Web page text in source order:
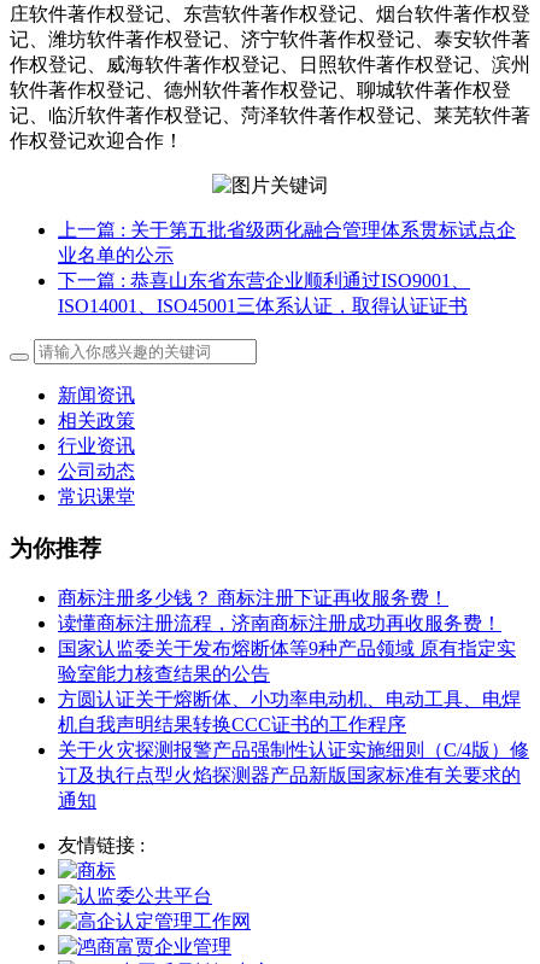
庄软件著作权登记、东营软件著作权登记、烟台软件著作权登
记、潍坊软件著作权登记、济宁软件著作权登记、泰安软件著
作权登记、威海软件著作权登记、日照软件著作权登记、滨州
软件著作权登记、德州软件著作权登记、聊城软件著作权登
记、临沂软件著作权登记、菏泽软件著作权登记、莱芜软件著
作权登记欢迎合作！
上一篇 : 关于第五批省级两化融合管理体系贯标试点企
业名单的公示
下一篇 : 恭喜山东省东营企业顺利通过ISO9001、
ISO14001、ISO45001三体系认证，取得认证证书
新闻资讯
相关政策
行业资讯
公司动态
常识课堂
为你推荐
商标注册多少钱？ 商标注册下证再收服务费！
读懂商标注册流程，济南商标注册成功再收服务费！
国家认监委关于发布熔断体等9种产品领域 原有指定实
验室能力核查结果的公告
方圆认证关于熔断体、小功率电动机、电动工具、电焊
机自我声明结果转换CCC证书的工作程序
关于火灾探测报警产品强制性认证实施细则（C/4版）修
订及执行点型火焰探测器产品新版国家标准有关要求的
通知
友情链接 :